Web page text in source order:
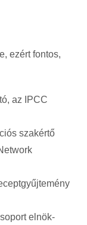
ezért fontos,
az IPCC
szakértő
elnök-